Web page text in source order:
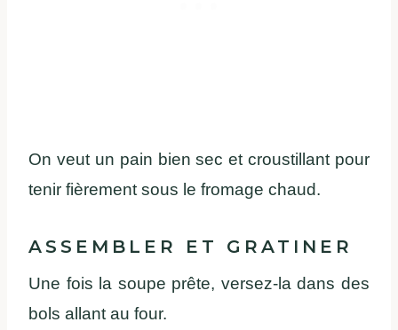
On veutun pain bien sec etcroustillantpour
tenir fièrementsous le fromage chaud.
ASSEMBLER ET GRATINER
Une fois la soupe prête, versez-la dans des
bols allantau four.